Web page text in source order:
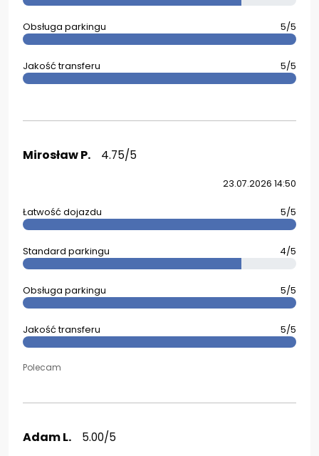
Obsługa parkingu 5/5
Jakość transferu 5/5
Mirosław P. 4.75/5
23.07.2026 14:50
Łatwość dojazdu 5/5
Standard parkingu 4/5
Obsługa parkingu 5/5
Jakość transferu 5/5
Polecam
Adam L. 5.00/5